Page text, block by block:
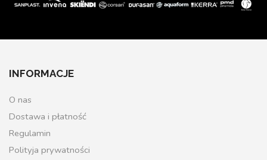
INFORMACJE
O nas
Dostawa i płatność
Regulamin
Polityja prywatności